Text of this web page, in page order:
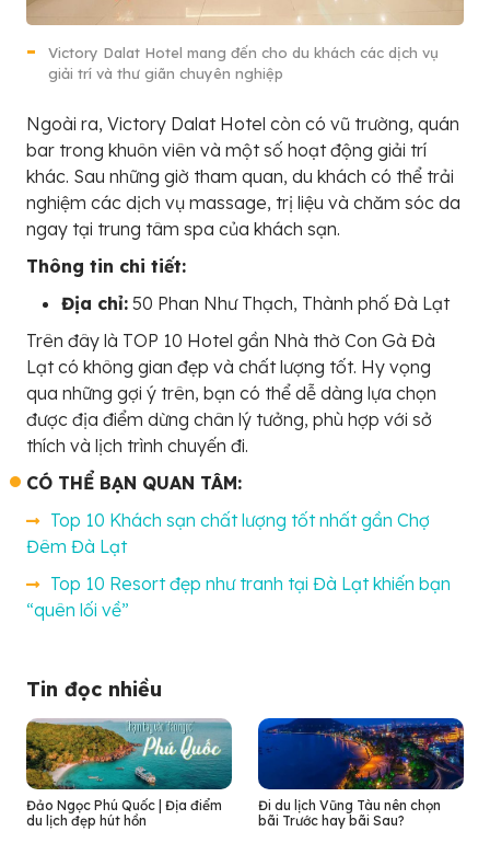
Victory Dalat Hotel mang đến cho du khách các dịch vụ
giải trí và thư giãn chuyên nghiệp
Ngoài ra, Victory Dalat Hotel còn có vũ trường, quán
bar trong khuôn viên và một số hoạt động giải trí
khác. Sau những giờ tham quan, du khách có thể trải
nghiệm các dịch vụ massage, trị liệu và chăm sóc da
ngay tại trung tâm spa của khách sạn.
Thông tin chi tiết:
Địa chỉ: 50 Phan Như Thạch, Thành phố Đà Lạt
Trên đây là TOP 10 Hotel gần Nhà thờ Con Gà Đà
Lạt có không gian đẹp và chất lượng tốt. Hy vọng
qua những gợi ý trên, bạn có thể dễ dàng lựa chọn
được địa điểm dừng chân lý tưởng, phù hợp với sở
thích và lịch trình chuyến đi.
CÓ THỂ BẠN QUAN TÂM:
Top 10 Khách sạn chất lượng tốt nhất gần Chợ
Đêm Đà Lạt
Top 10 Resort đẹp như tranh tại Đà Lạt khiến bạn
“quên lối về”
Tin đọc nhiều
Đảo Ngọc Phú Quốc | Địa điểm
du lịch đẹp hút hồn
Đi du lịch Vũng Tàu nên chọn
bãi Trước hay bãi Sau?